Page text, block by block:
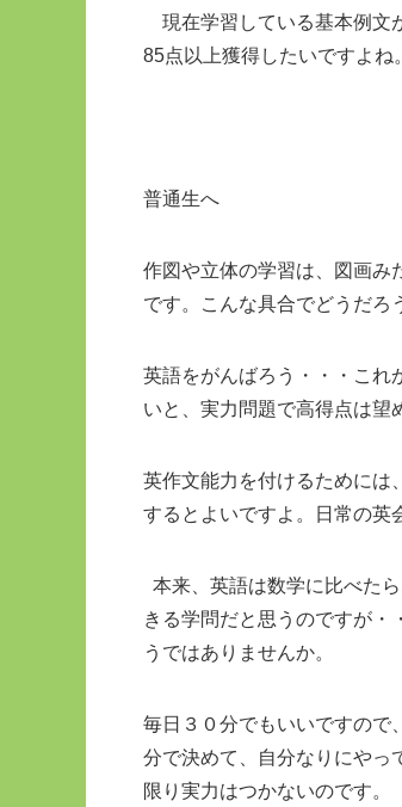
現在学習している基本例文
85点以上獲得したいですよね
普通生へ
作図や立体の学習は、図画み
です。こんな具合でどうだろ
英語をがんばろう・・・これ
いと、実力問題で高得点は望
英作文能力を付けるためには
するとよいですよ。日常の英
本来、英語は数学に比べた
きる学問だと思うのですが・
うではありませんか。
毎日３０分でもいいですので
分で決めて、自分なりにやっ
限り実力はつかないのです。